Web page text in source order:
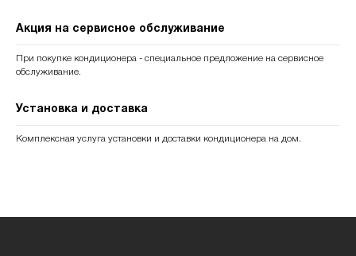
Акция на сервисное обслуживание
При покупке кондиционера - специальное предложение на сервисное
обслуживание.
Установка и доставка
Комплексная услуга установки и доставки кондиционера на дом.